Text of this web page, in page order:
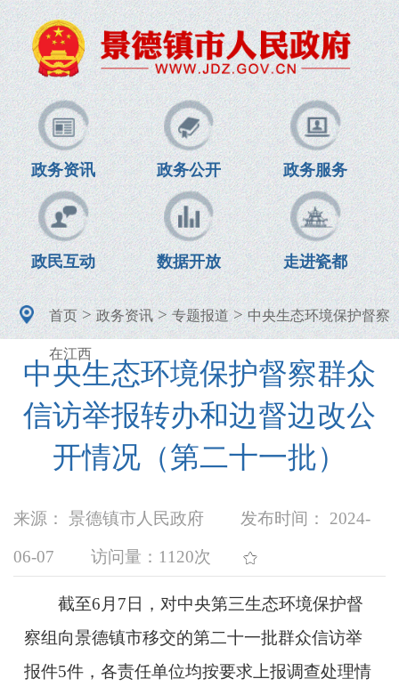
政务资讯 政务公开 政务服务
政民互动 数据开放 走进瓷都
首页>政务资讯>专题报道>中央生态环境保护督察
在江西
中央生态环境保护督察群众
信访举报转办和边督边改公
开情况（第二十一批）
来源： 景德镇市人民政府 发布时间： 2024-
06-07 访问量： 1120次
截至6月7日，对中央第三生态环境保护督
察组向景德镇市移交的第二十一批群众信访举
报件5件，各责任单位均按要求上报调查处理情